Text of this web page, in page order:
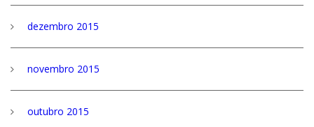
dezembro 2015
novembro 2015
outubro 2015